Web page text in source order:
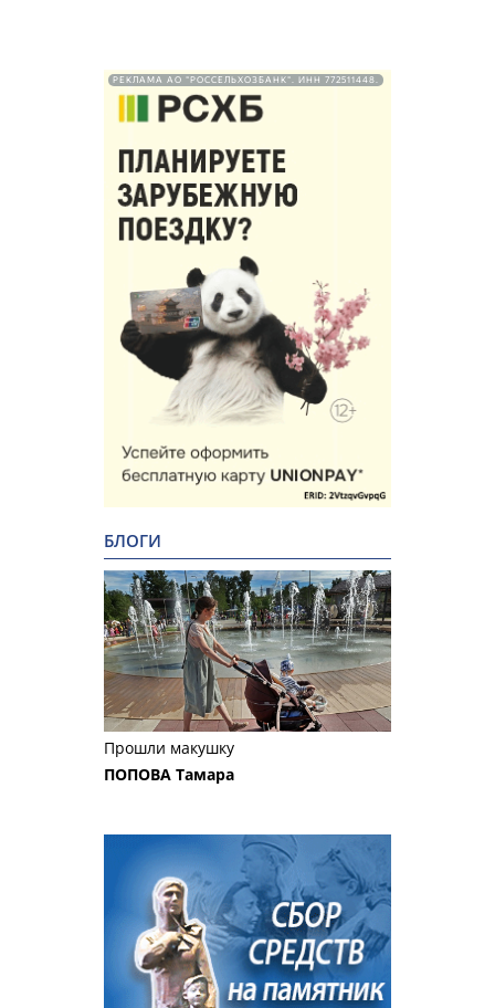
РЕКЛАМА АО "РОССЕЛЬХОЗБАНК". ИНН 772511448.
БЛОГИ
Прошли макушку
ПОПОВА Тамара